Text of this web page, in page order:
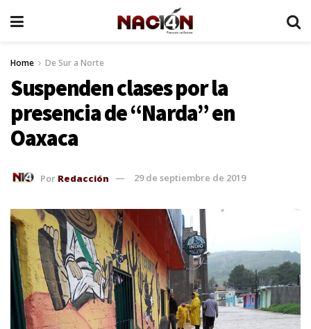
Home De Sur a Norte
Suspenden clases por la
presencia de “Narda” en
Oaxaca
Por Redacción 29 de septiembre de 2019